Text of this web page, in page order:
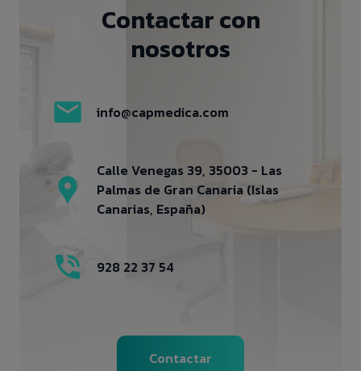
Contactar con
nosotros
info@capmedica.com
Calle Venegas 39, 35003 - Las
Palmas de Gran Canaria (Islas
Canarias, España)
928 22 37 54
Contactar